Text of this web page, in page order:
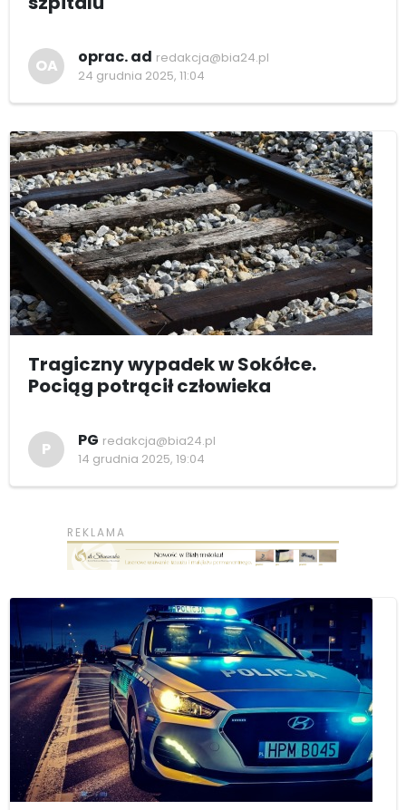
OA oprac. ad redakcja@bia24.pl
24 grudnia 2025, 11:04
Tragiczny wypadek w Sokółce.
Pociąg potrącił człowieka
P PG redakcja@bia24.pl
14 grudnia 2025, 19:04